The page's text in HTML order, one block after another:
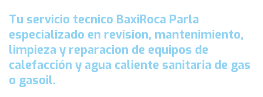
Tu servicio tecnico BaxiRoca Parla
especializado en revision, mantenimiento,
limpieza y reparacion de equipos de
calefacción y agua caliente sanitaria de gas
o gasoil.